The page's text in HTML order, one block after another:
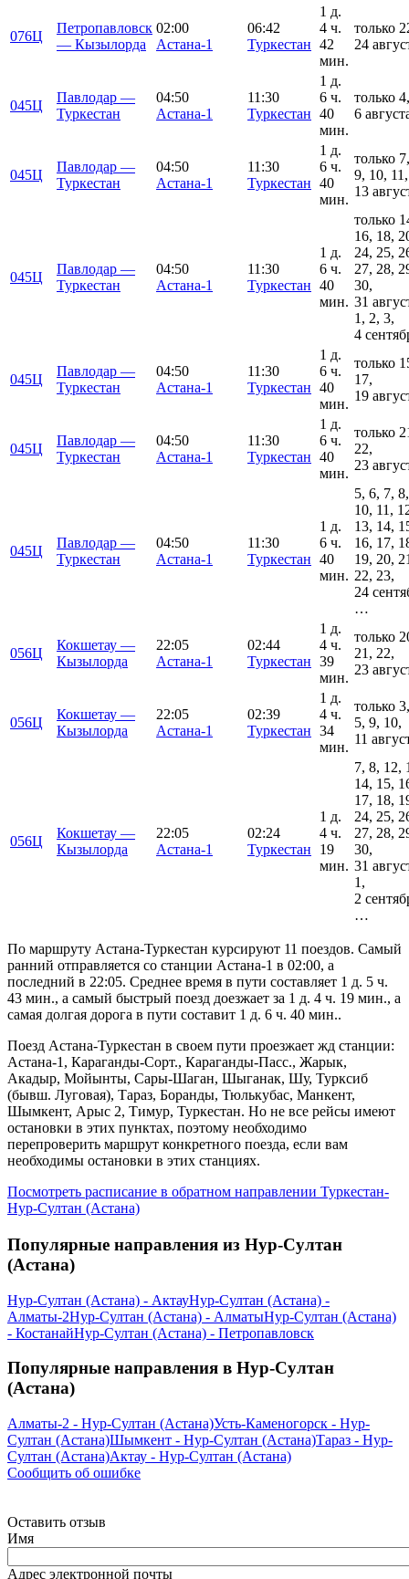
076Ц
Петропавловск
— Кызылорда
02:00
Астана-1
06:42
Туркестан
1 д.
4 ч.
42
мин.
только
24
045Ц
Павлодар —
Туркестан
04:50
Астана-1
11:30
Туркестан
1 д.
6 ч.
40
мин.
только
6
045Ц
Павлодар —
Туркестан
04:50
Астана-1
11:30
Туркестан
1 д.
6 ч.
40
мин.
только
9, 10,
13
045Ц
Павлодар —
Туркестан
04:50
Астана-1
11:30
Туркестан
1 д.
6 ч.
40
мин.
только
16, 18,
24, 25,
27, 28,
30,
31
1, 2, 3,
4
045Ц
Павлодар —
Туркестан
04:50
Астана-1
11:30
Туркестан
1 д.
6 ч.
40
мин.
только
17,
19
045Ц
Павлодар —
Туркестан
04:50
Астана-1
11:30
Туркестан
1 д.
6 ч.
40
мин.
только
22,
23
045Ц
Павлодар —
Туркестан
04:50
Астана-1
11:30
Туркестан
1 д.
6 ч.
40
мин.
5, 6, 7,
10, 11,
13, 14,
16, 17,
19, 20,
22, 23,
24
…
056Ц
Кокшетау —
Кызылорда
22:05
Астана-1
02:44
Туркестан
1 д.
4 ч.
39
мин.
только
21, 22,
23
056Ц
Кокшетау —
Кызылорда
22:05
Астана-1
02:39
Туркестан
1 д.
4 ч.
34
мин.
только
5, 9, 10,
11
056Ц
Кокшетау —
Кызылорда
22:05
Астана-1
02:24
Туркестан
1 д.
4 ч.
19
мин.
7, 8, 12,
14, 15,
17, 18,
24, 25,
27, 28,
30,
31
1,
2
…
По маршруту Астана-Туркестан курсируют 11 поездов. Самый
ранний отправляется со станции Астана-1 в 02:00, а
последний в 22:05. Среднее время в пути составляет 1 д. 5 ч.
43 мин., а самый быстрый поезд доезжает за 1 д. 4 ч. 19 мин., а
самая долгая дорога в пути составит 1 д. 6 ч. 40 мин..
Поезд Астана-Туркестан в своем пути проезжает жд станции:
Астана-1, Караганды-Сорт., Караганды-Пасс., Жарык,
Акадыр, Мойынты, Сары-Шаган, Шыганак, Шу, Турксиб
(бывш. Луговая), Тараз, Боранды, Тюлькубас, Манкент,
Шымкент, Арыс 2, Тимур, Туркестан. Но не все рейсы имеют
остановки в этих пунктах, поэтому необходимо
перепроверить маршрут конкретного поезда, если вам
необходимы остановки в этих станциях.
Посмотреть расписание в обратном направлении Туркестан-
Нур-Султан (Астана)
Популярные направления из Нур-Султан
(Астана)
Нур-Султан (Астана) - АктауНур-Султан (Астана) -
Алматы-2Нур-Султан (Астана) - АлматыНур-Султан (Астана)
- КостанайНур-Султан (Астана) - Петропавловск
Популярные направления в Нур-Султан
(Астана)
Алматы-2 - Нур-Султан (Астана)Усть-Каменогорск - Нур-
Султан (Астана)Шымкент - Нур-Султан (Астана)Тараз - Нур-
Султан (Астана)Актау - Нур-Султан (Астана)
Сообщить об ошибке
Оставить отзыв
Имя
Адрес электронной почты